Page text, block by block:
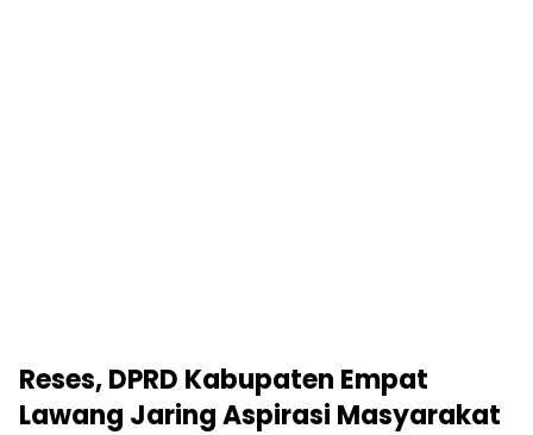
Reses, DPRD Kabupaten Empat
Lawang Jaring Aspirasi Masyarakat